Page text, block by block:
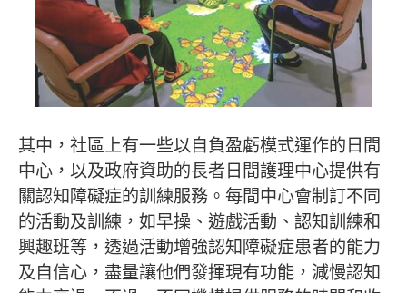
其中，社區上有一些以自負盈虧模式運作的日間
中心，以及政府資助的長者日間護理中心提供有
關認知障礙症的訓練服務。每間中心會制訂不同
的活動及訓練，如早操、遊戲活動、認知訓練和
興趣班等，透過活動增強認知障礙症患者的能力
及自信心，盡量讓他們發揮現有功能，減慢認知